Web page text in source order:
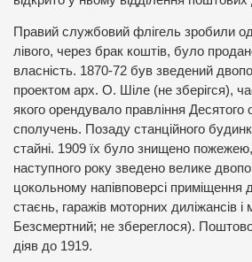
Правий службовий флігель зробили
лівого, через брак коштів, було
власність. 1870-72 був зведений
проектом арх. О. Шіле (не зберігся),
якого орендувало правління Десятого
сполучень. Позаду станційного
стайні. 1909 їх було знищено
наступного року зведено велике
цокольному напівповерсі приміщення
стаєнь, гаражів моторних диліжансів
Безсмертний; не збереглося).
діяв до 1919.